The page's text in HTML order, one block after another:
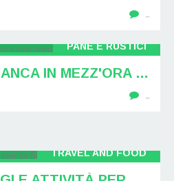
PANE E RUSTICI
PIZZA RAPIDA BIANCA IN MEZZ'ORA SENZA LIEVITO
TRAVEL AND FOOD